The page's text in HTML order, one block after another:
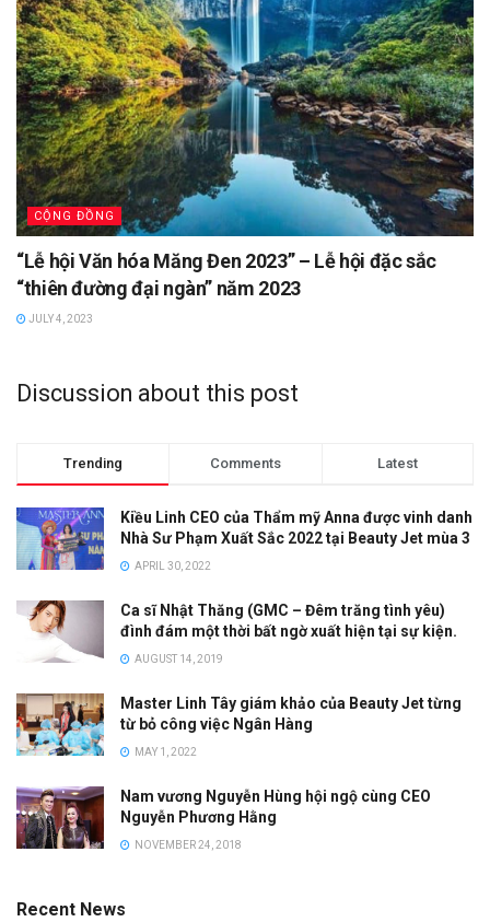
CỘNG ĐỒNG
“Lễ hội Văn hóa Măng Đen 2023” – Lễ hội đặc sắc
“thiên đường đại ngàn” năm 2023
JULY 4, 2023
Discussion about this post
Trending Comments Latest
Kiều Linh CEO của Thẩm mỹ Anna được vinh danh
Nhà Sư Phạm Xuất Sắc 2022 tại Beauty Jet mùa 3
APRIL 30, 2022
Ca sĩ Nhật Thăng (GMC – Đêm trăng tình yêu)
đình đám một thời bất ngờ xuất hiện tại sự kiện.
AUGUST 14, 2019
Master Linh Tây giám khảo của Beauty Jet từng
từ bỏ công việc Ngân Hàng
MAY 1, 2022
Nam vương Nguyễn Hùng hội ngộ cùng CEO
Nguyễn Phương Hằng
NOVEMBER 24, 2018
Recent News